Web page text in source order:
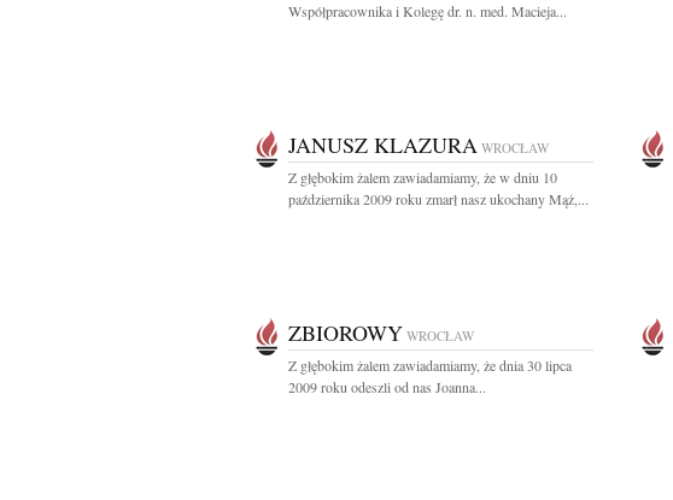
Współpracownika i Kolegę dr. n. med. Macieja...
JANUSZ KLAZURA WROCŁAW
Z głębokim żalem zawiadamiamy, że w dniu 10
października 2009 roku zmarł nasz ukochany Mąż,...
ZBIOROWY WROCŁAW
Z głębokim żalem zawiadamiamy, że dnia 30 lipca
2009 roku odeszli od nas Joanna...